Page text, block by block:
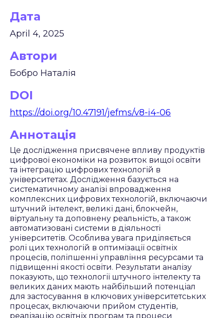
Дата
April 4, 2025
Автори
Бобро Наталія
DOI
https://doi.org/10.47191/jefms/v8-i4-06
Аннотація
Це дослідження присвячене впливу продуктів
цифрової економіки на розвиток вищої освіти
та інтеграцію цифрових технологій в
університетах. Дослідження базується на
систематичному аналізі впровадження
комплексних цифрових технологій, включаючи
штучний інтелект, великі дані, блокчейн,
віртуальну та доповнену реальність, а також
автоматизовані системи в діяльності
університетів. Особлива увага приділяється
ролі цих технологій в оптимізації освітніх
процесів, поліпшенні управління ресурсами та
підвищенні якості освіти. Результати аналізу
показують, що технології штучного інтелекту та
великих даних мають найбільший потенціал
для застосування в ключових університетських
процесах, включаючи прийом студентів,
реалізацію освітніх програм та процеси